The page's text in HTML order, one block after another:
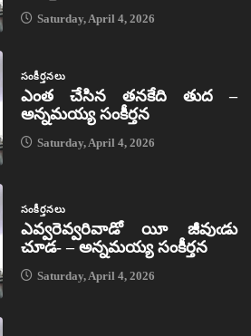
Saturday, April 4, 2026
సంకీర్తనలు
ఎంత చేసిన తనకేది తుద –
అన్నమయ్య సంకీర్తన
Saturday, April 4, 2026
సంకీర్తనలు
ఎవ్వరెవ్వరివాడో యీ జీవుఁడు
చూడ- – అన్నమయ్య సంకీర్తన
Saturday, April 4, 2026